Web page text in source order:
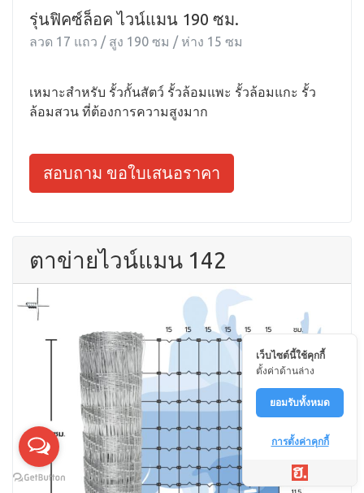
รุ่นฟิคซ์ล็อค ไวน์แมน 190 ซม.
ลวด 17 แถว / สูง 190 ซม / ห่าง 15 ซม
เหมาะสำหรับ รั้วกั้นสัตว์ รั้วล้อมแพะ รั้วล้อมแกะ รั้ว
ล้อมสวน ที่ต้องการความสูงมาก
สอบถาม ขอใบเสนอราคา
ตาข่ายไวน์แมน 142
เว็บไซต์นี้ใช้คุกกี้
ตั้งค่าด้านล่าง
ยอมรับทั้งหมด
การตั้งค่าคุกกี้